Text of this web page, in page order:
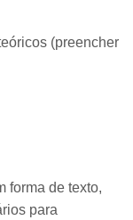
(preencher
forma de texto,
para